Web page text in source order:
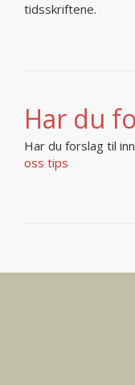
tidsskriftene.
Har du
Har du forslag til
oss tips